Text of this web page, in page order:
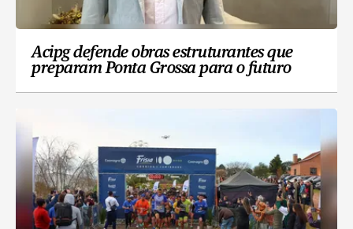
Acipg defende obras estruturantes que
preparam Ponta Grossa para o futuro